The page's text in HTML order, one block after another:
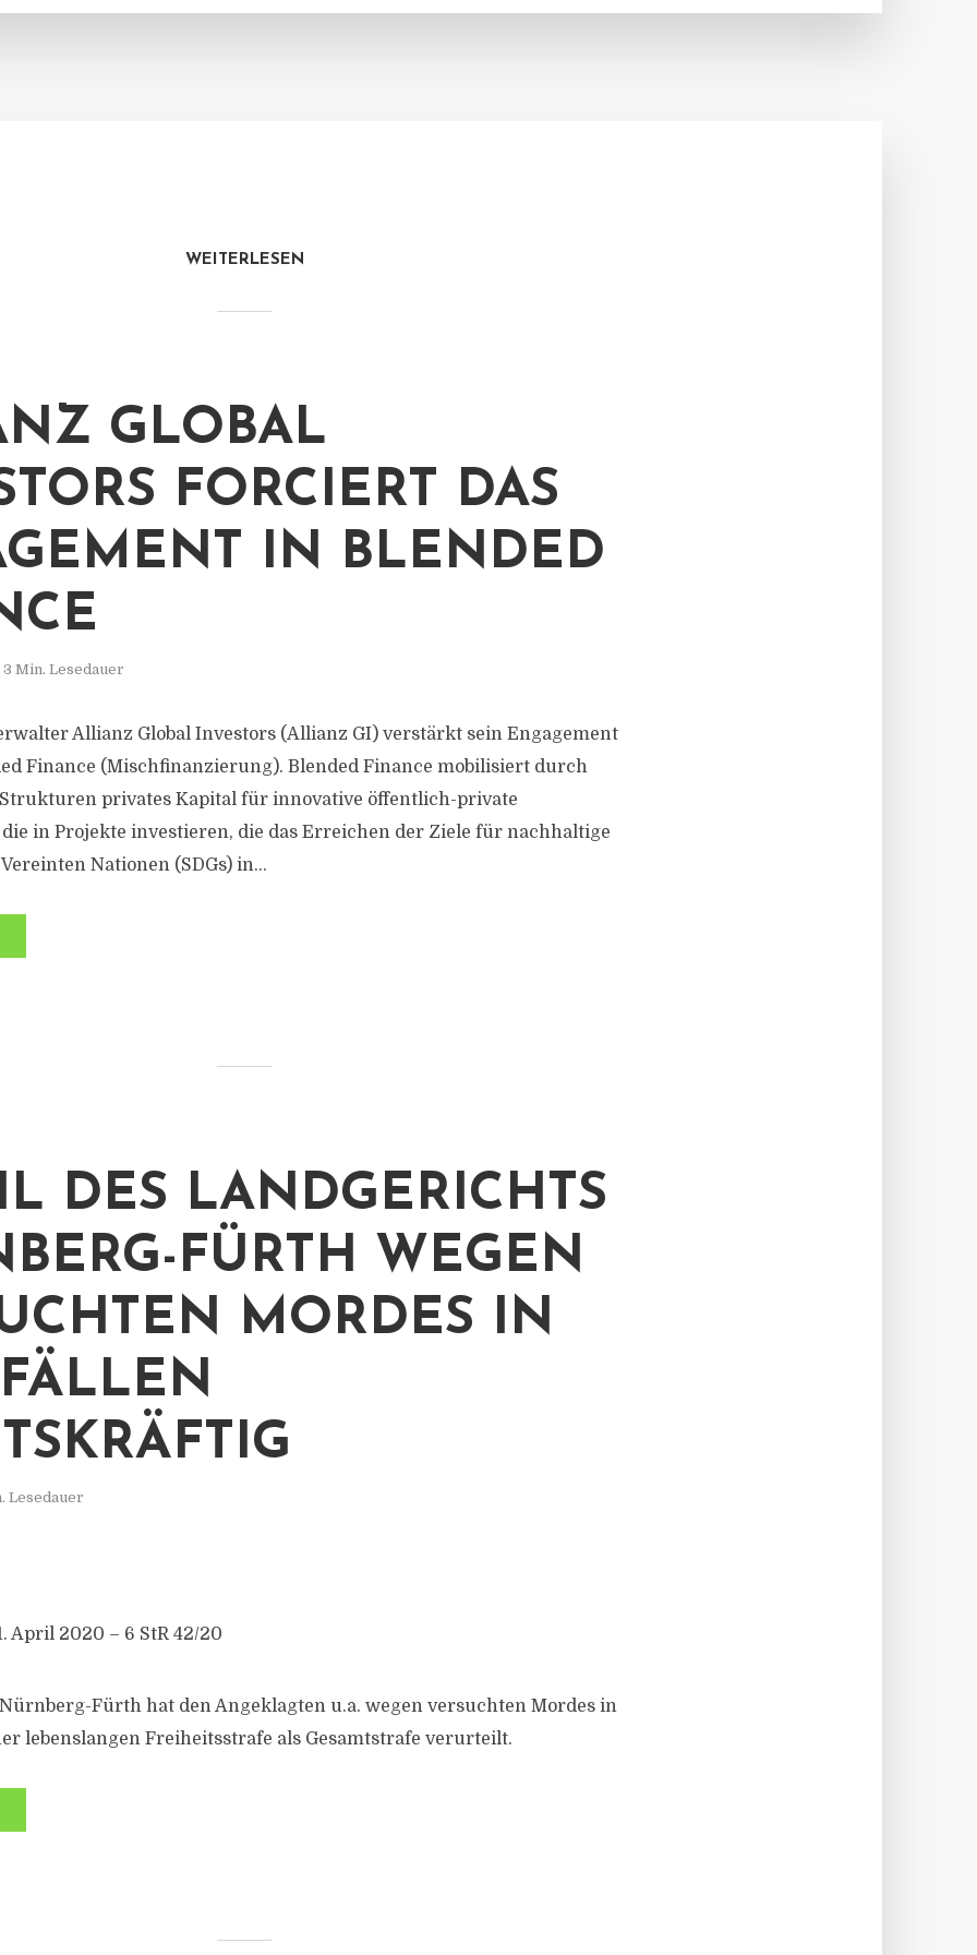
WEITERLESEN
GLOBAL
FORCIERT DAS
IN BLENDED
3 Min. Lesedauer
Allianz Global Investors (Allianz GI) verstärkt sein Engagement
Finance (Mischfinanzierung). Blended Finance mobilisiert durch
privates Kapital für innovative öffentlich-private
in Projekte investieren, die das Erreichen der Ziele für nachhaltige
Nationen (SDGs) in...
DES LANDGERICHTS
FÜRTH WEGEN
MORDES IN
Lesedauer
April 2020 – 6 StR 42/20
Fürth hat den Angeklagten u.a. wegen versuchten Mordes in
lebenslangen Freiheitsstrafe als Gesamtstrafe verurteilt.